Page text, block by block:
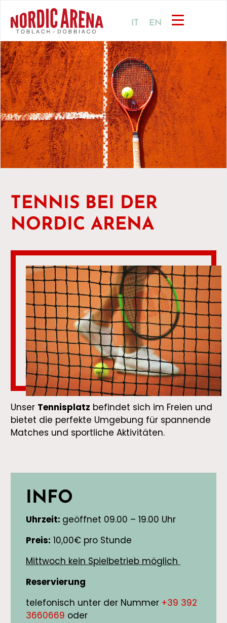
IT EN
TENNIS BEI DER
NORDIC ARENA
Unser Tennisplatz befindet sich im Freien und
bietet die perfekte Umgebung für spannende
Matches und sportliche Aktivitäten.
INFO
Uhrzeit: geöffnet 09.00 – 19.00 Uhr
Preis: 10,00€ pro Stunde
Mittwoch kein Spielbetrieb möglich
Reservierung
telefonisch unter der Nummer +39 392
3660669 oder